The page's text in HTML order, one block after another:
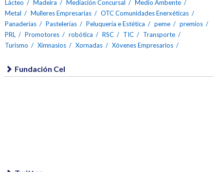
Lácteo
Madeira Mediación Concursal
Medio Ambente
Metal
Mulleres Empresarias
OTC Comunidades Enerxéticas
Panaderías
Pastelerías Peluquería e Estética peme
premios
PRL
Promotores robótica RSC TIC
Transporte
Turismo
Ximnasios Xornadas Xóvenes Empresarios
Fundación Cel